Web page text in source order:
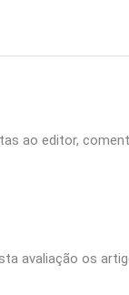
ao editor,
avaliação os